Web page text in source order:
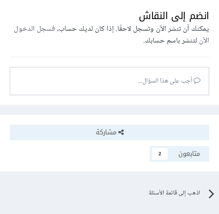
انضم إلى النقاش
يمكنك أن تنشر الآن وتسجل لاحقًا. إذا كان لديك حساب،فسجل الدخول
الآنلتنشر باسم حسابك.
أجب على هذا السؤال...
مشاركة
متابعون
2
اذهب إلى قائمة الأسئلة